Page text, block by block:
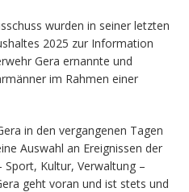
wurden in seiner letzten
2025 zur Information
Gera ernannte und
im Rahmen einer
in den vergangenen Tagen
Auswahl an Ereignissen der
Kultur, Verwaltung –
geht voran und ist stets und